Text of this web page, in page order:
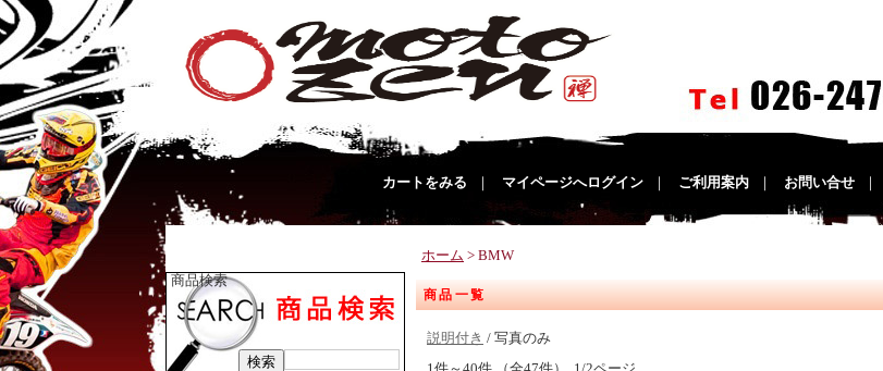
カートをみる マイページへログイン ご利用案内 お問い合せ
商品検索
ホーム > BMW
商品一覧
説明付き / 写真のみ